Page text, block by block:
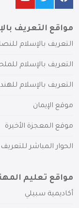
مواقع التعريف
التعريف بالإسلام
التعريف بالإسلام
التعريف بالإسلام
موقع الإيمان
موقع المعجزة الأخيرة
الحوار المباشر
مواقع تعليم
أكاديمية سبيلي